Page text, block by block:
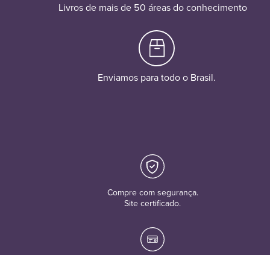
Livros de mais de 50 áreas do conhecimento
Enviamos para todo o Brasil.
Compre com segurança.
Site certificado.